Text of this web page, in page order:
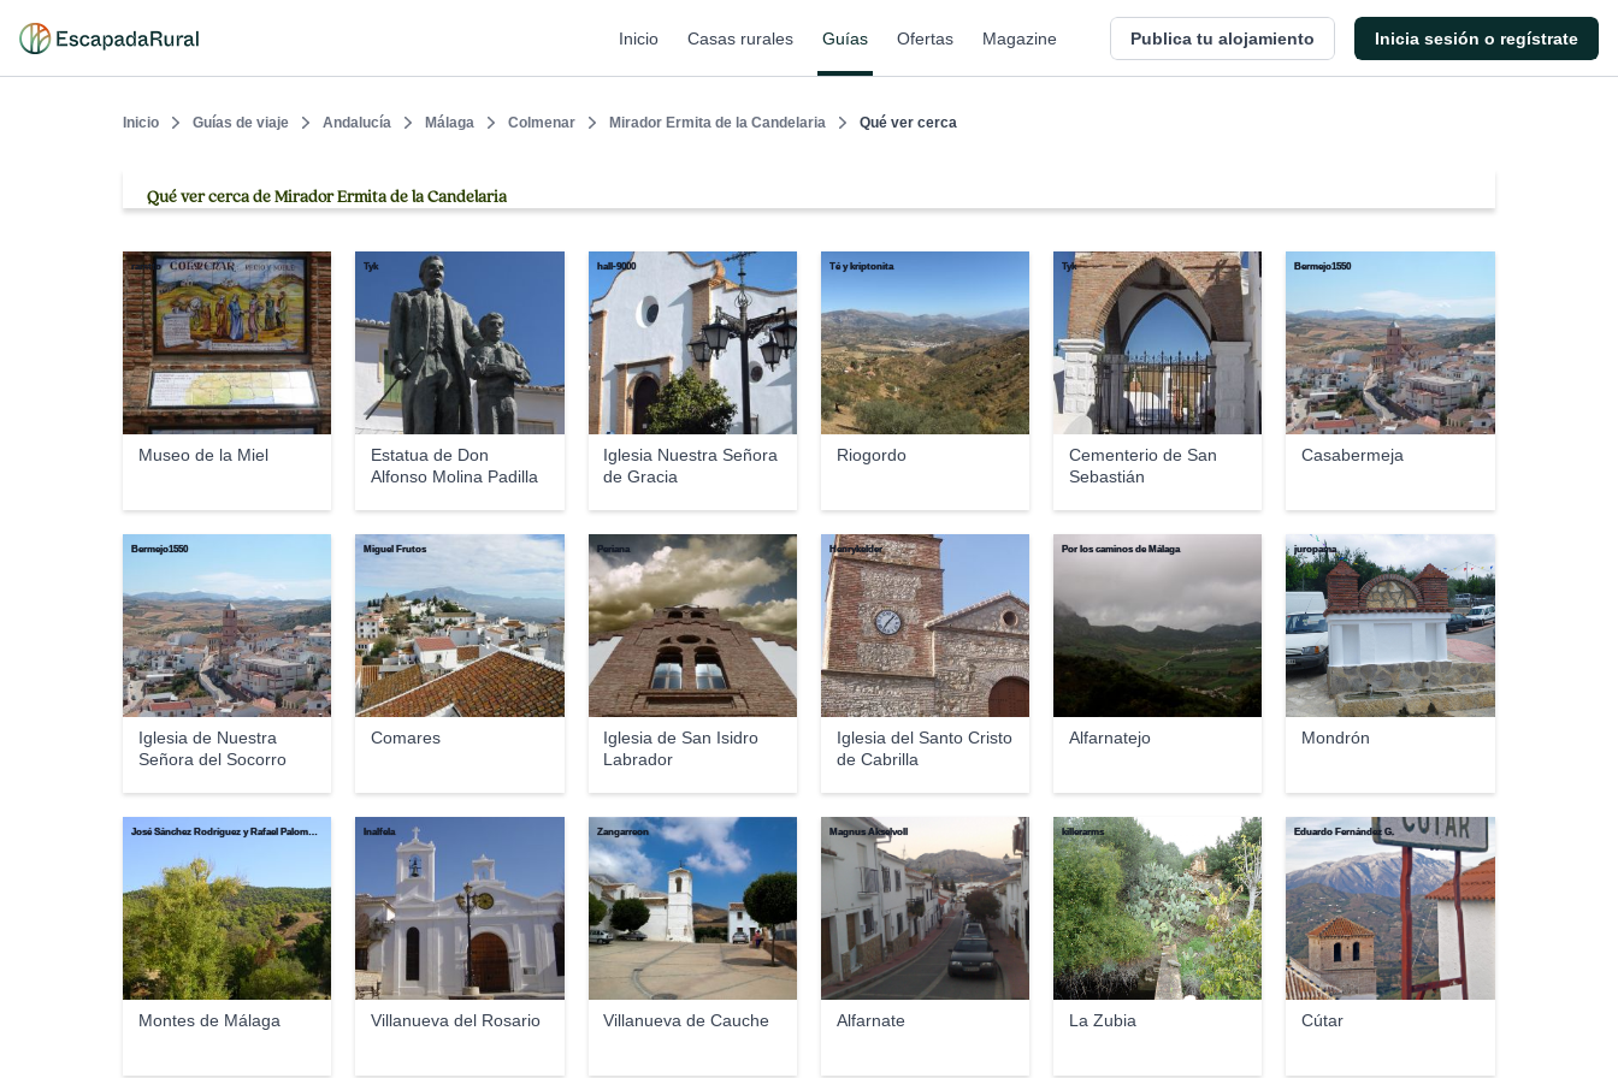
Inicio Casas rurales Guías Ofertas Magazine Publica tu alojamiento Inicia sesión o regístrate
Inicio Guías de viaje Andalucía Málaga Colmenar Mirador Ermita de la Candelaria Qué ver cerca
Qué ver cerca de Mirador Ermita de la Candelaria
Museo de la Miel
ramtto
Estatua de Don
Alfonso Molina Padilla
Tyk
Iglesia Nuestra Señora
de Gracia
hall-9000
Riogordo
Té y kriptonita
Cementerio de San
Sebastián
Tyk
Casabermeja
Bermejo1550
Iglesia de Nuestra
Señora del Socorro
Bermejo1550
Comares
Miguel Frutos
Iglesia de San Isidro
Labrador
Periana
Iglesia del Santo Cristo
de Cabrilla
Henrykelder
Alfarnatejo
Por los caminos de Málaga
Mondrón
juropama
Montes de Málaga
José Sánchez Rodríguez y Rafael Palomo López
Villanueva del Rosario
Inalfela
Villanueva de Cauche
Zangarreon
Alfarnate
Magnus Akselvoll
La Zubia
killerarms
Cútar
Eduardo Fernández G.